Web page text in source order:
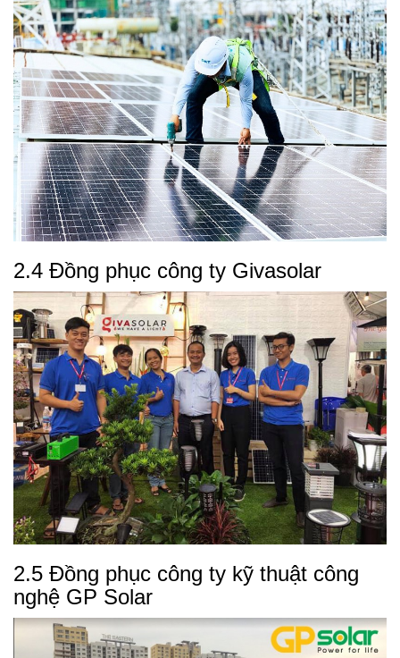
2.4 Đồng phục công ty Givasolar
2.5 Đồng phục công ty kỹ thuật công
nghệ GP Solar